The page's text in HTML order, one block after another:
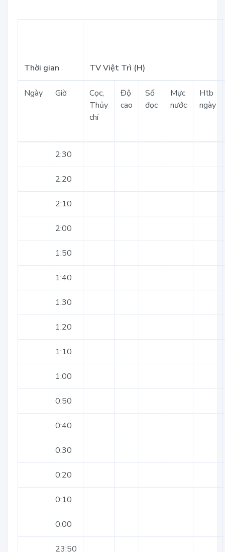
Thời gian TV Việt Trì (H)
Ngày Giờ
Cọc,
Thủy
chí
Độ
cao
Số
đọc
Mực
nước
Htb
ngày
2:30
2:20
2:10
2:00
1:50
1:40
1:30
1:20
1:10
1:00
0:50
0:40
0:30
0:20
0:10
0:00
23:50